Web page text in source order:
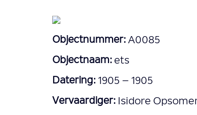
Objectnummer: A0085
Objectnaam: ets
Datering: 1905 – 1905
Vervaardiger: Isidore